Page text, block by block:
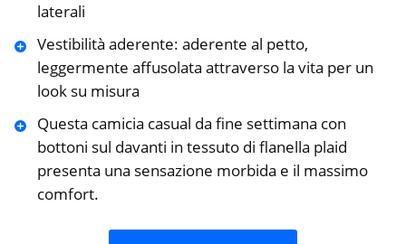
laterali
Vestibilità aderente: aderente al petto,
leggermente affusolata attraverso la vita per un
look su misura
Questa camicia casual da fine settimana con
bottoni sul davanti in tessuto di flanella plaid
presenta una sensazione morbida e il massimo
comfort.